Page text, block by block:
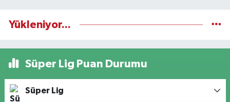
Yükleniyor...
Süper Lig Puan Durumu
Süper Lig